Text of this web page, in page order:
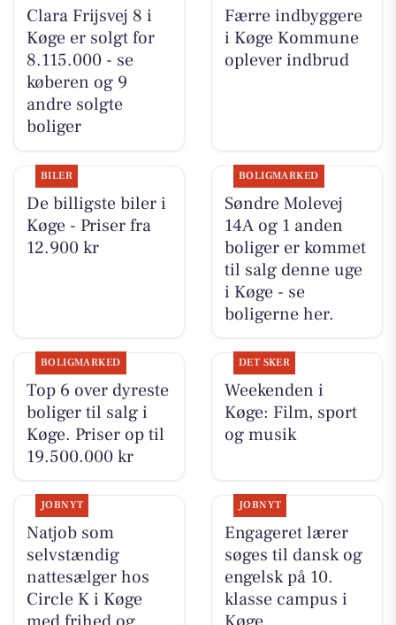
Clara Frijsvej 8 i
Køge er solgt for
8.115.000 - se
køberen og 9
andre solgte
boliger
Færre indbyggere
i Køge Kommune
oplever indbrud
BILER
De billigste biler i
Køge - Priser fra
12.900 kr
BOLIGMARKED
Søndre Molevej
14A og 1 anden
boliger er kommet
til salg denne uge
i Køge - se
boligerne her.
BOLIGMARKED
Top 6 over dyreste
boliger til salg i
Køge. Priser op til
19.500.000 kr
DET SKER
Weekenden i
Køge: Film, sport
og musik
JOBNYT
Natjob som
selvstændig
nattesælger hos
Circle K i Køge
JOBNYT
Engageret lærer
søges til dansk og
engelsk på 10.
klasse campus i